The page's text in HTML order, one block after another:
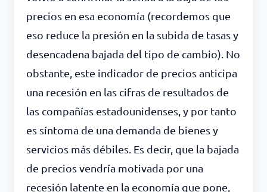
precios en esa economía (recordemos que
eso reduce la presión en la subida de tasas y
desencadena bajada del tipo de cambio). No
obstante, este indicador de precios anticipa
una recesión en las cifras de resultados de
las compañías estadounidenses, y por tanto
es síntoma de una demanda de bienes y
servicios más débiles. Es decir, que la bajada
de precios vendría motivada por una
recesión latente en la economía que pone,